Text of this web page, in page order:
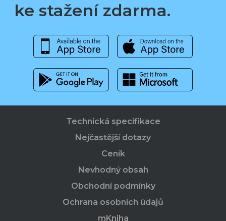
ke stažení zdarma.
Technická specifikace
Nejčastější dotazy
Ceník
Nevhodný obsah
Obchodní podmínky
Ochrana osobních údajů
mKniha